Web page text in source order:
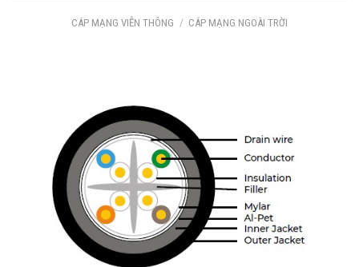
CÁP MẠNG VIỄN THÔNG / CÁP MẠNG NGOÀI TRỜI